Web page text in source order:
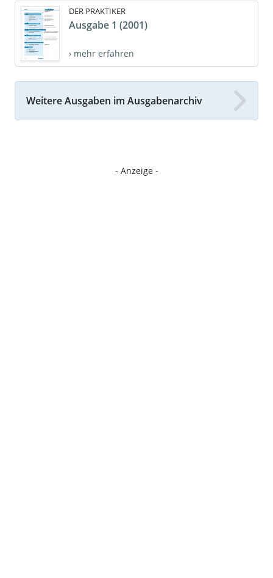
DER PRAKTIKER
Ausgabe 1 (2001)
› mehr erfahren
Weitere Ausgaben im Ausgabenarchiv
- Anzeige -